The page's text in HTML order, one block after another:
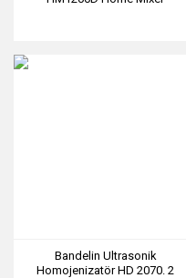
Bandelin Ultrasonik
Homojenizatör HD 2070. 2